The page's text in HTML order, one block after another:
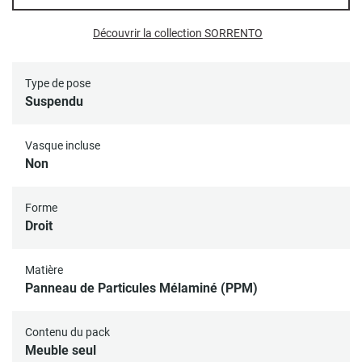
Tous nos meubles sous vasque sont conçus avec l’espace
robinetterie
Le siphon à utiliser doit être un siphon gain de place
Type de pose
Suspendu
Vasque incluse
Non
Forme
Droit
Matière
Panneau de Particules Mélaminé (PPM)
Contenu du pack
Meuble seul
Découvrir la collection SORRENTO